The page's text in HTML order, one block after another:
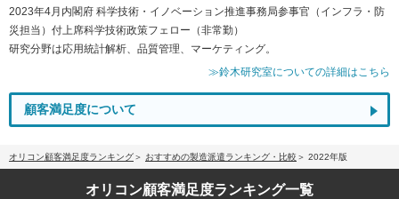
2023年4月内閣府 科学技術・イノベーション推進事務局参事官（インフラ・防
災担当）付上席科学技術政策フェロー（非常勤）
研究分野は応用統計解析、品質管理、マーケティング。
≫鈴木研究室についての詳細はこちら
顧客満足度について
オリコン顧客満足度ランキング おすすめの製造派遣ランキング・比較 2022年版
オリコン顧客満足度ランキング一覧